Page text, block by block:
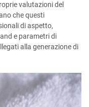
valutazioni del
che questi
di aspetto,
e parametri di
alla generazione di